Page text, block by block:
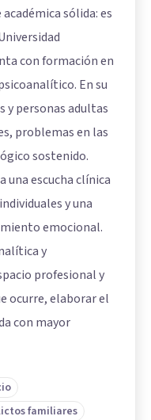
sólida: es
con formación en
En su
y personas adultas
problemas en las
sostenido.
una escucha clínica
y una
emocional.
y
profesional y
ocurre, elaborar el
con mayor
familiares